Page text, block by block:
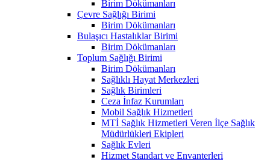
Birim Dökümanları
Çevre Sağlığı Birimi
Birim Dökümanları
Bulaşıcı Hastalıklar Birimi
Birim Dökümanları
Toplum Sağlığı Birimi
Birim Dökümanları
Sağlıklı Hayat Merkezleri
Sağlık Birimleri
Ceza İnfaz Kurumları
Mobil Sağlık Hizmetleri
MTİ Sağlık Hizmetleri Veren İlçe Sağlık
Müdürlükleri Ekipleri
Sağlık Evleri
Hizmet Standart ve Envanterleri